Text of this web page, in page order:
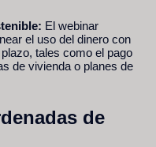
El webinar
el uso del dinero con
tales como el pago
de vivienda o planes de
de